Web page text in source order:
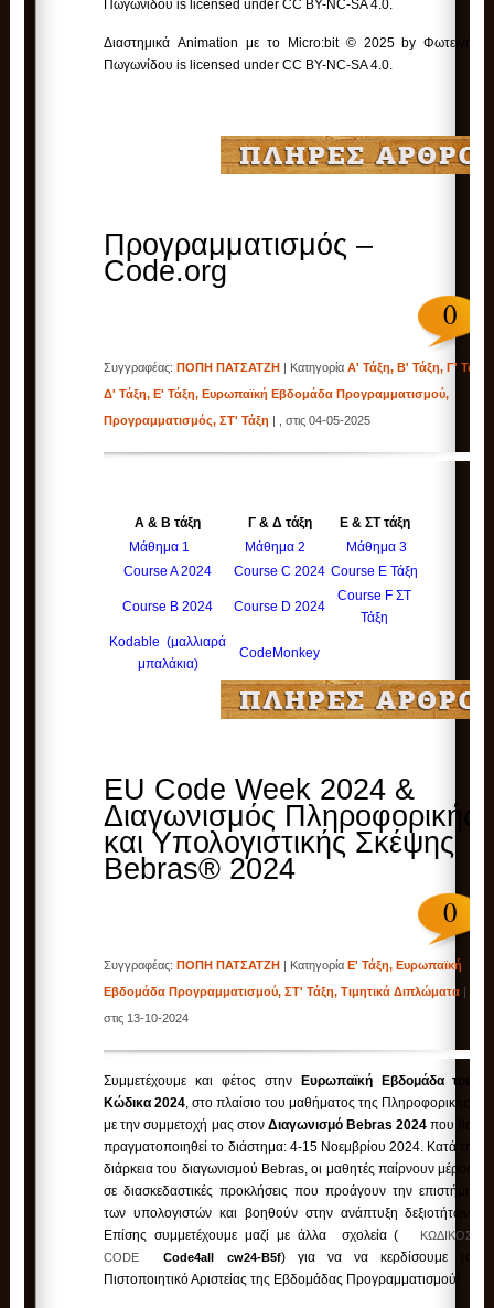
Πωγωνίδου is licensed under CC BY-NC-SA 4.0.
Διαστημικά Animation με το Micro:bit © 2025 by Φωτεινή
Πωγωνίδου is licensed under CC BY-NC-SA 4.0.
Προγραμματισμός –
Code.org
0
Συγγραφέας:ΠΟΠΗ ΠΑΤΣΑΤΖΗ | ΚατηγορίαΑ' Τάξη,Β' Τάξη,Γ' Τάξη
Δ' Τάξη,Ε' Τάξη,Ευρωπαϊκή Εβδομάδα Προγραμματισμού,
Προγραμματισμός,ΣΤ' Τάξη | , στις 04-05-2025
Α & Β τάξη Γ & Δ τάξη
Ε & ΣΤ τάξη
Μάθημα 1
Μάθημα 2
Μάθημα 3
Course A 2024
Course C 2024 Course E Τάξη
Course B 2024 Course D 2024
Course F ΣΤ
Τάξη
Kodable (μαλλιαρά
μπαλάκια)
CodeMonkey
EU Code Week 2024 &
Διαγωνισμός Πληροφορικής
και Υπολογιστικής Σκέψης
Bebras® 2024
0
Συγγραφέας:ΠΟΠΗ ΠΑΤΣΑΤΖΗ | ΚατηγορίαΕ' Τάξη,Ευρωπαϊκή
Εβδομάδα Προγραμματισμού,ΣΤ' Τάξη,Τιμητικά Διπλώματα | ,
στις 13-10-2024
Συμμετέχουμε και φέτος στην
Ευρωπαϊκή Εβδομάδα του
Κώδικα 2024, στο πλαίσιο του μαθήματος της Πληροφορικής,
με την συμμετοχή μας στον Διαγωνισμό Bebras 2024 που θα
πραγματοποιηθεί το διάστημα: 4-15 Νοεμβρίου 2024. Κατά τη
διάρκεια του διαγωνισμού Bebras, οι μαθητές παίρνουν μέρος
σε διασκεδαστικές προκλήσεις που προάγουν την επιστήμη
των υπολογιστών και βοηθούν στην ανάπτυξη δεξιοτήτων.
Επίσης συμμετέχουμε μαζί με άλλα σχολεία (
ΚΩΔΙΚΟΣ
CODECode4all cw24-B5f) για να να κερδίσουμε το
Πιστοποιητικό Αριστείας της Εβδομάδας Προγραμματισμού!